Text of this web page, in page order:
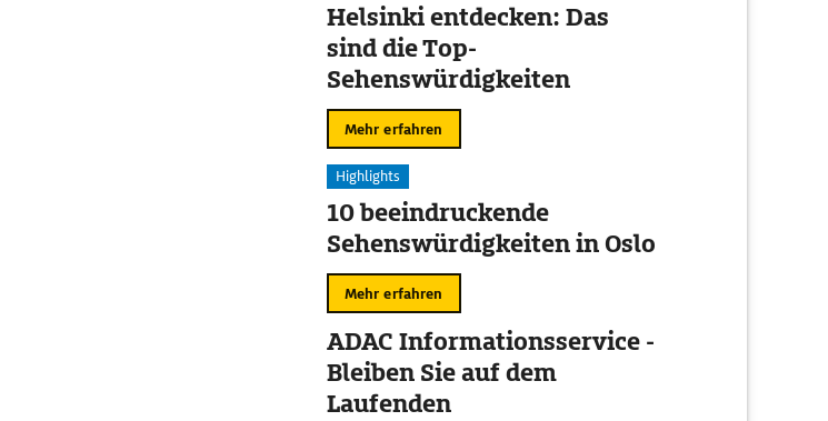
Helsinki entdecken: Das
sind die Top-
Sehenswürdigkeiten
Mehr erfahren
Highlights
10 beeindruckende
Sehenswürdigkeiten in Oslo
Mehr erfahren
ADAC Informationsservice -
Bleiben Sie auf dem
Laufenden